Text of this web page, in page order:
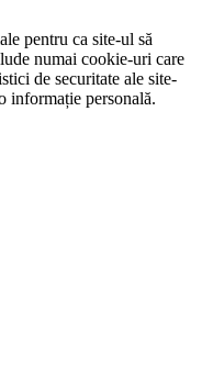
pentru ca site-ul să
numai cookie-uri care
de securitate ale site-
informație personală.